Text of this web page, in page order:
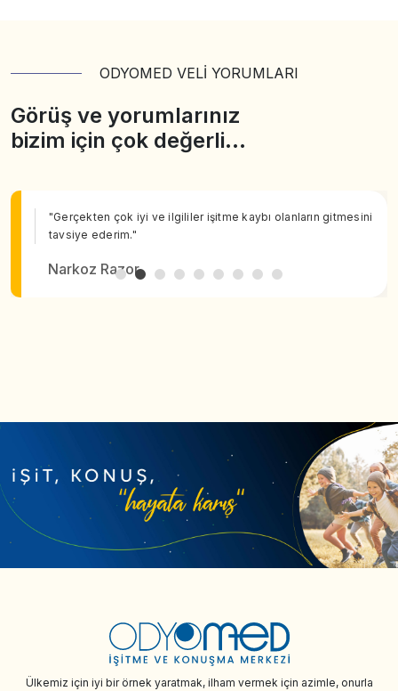
ODYOMED VELİ YORUMLARI
Görüş ve yorumlarınız
bizim için çok değerli…
"Gerçekten çok iyi ve ilgililer işitme kaybı olanların gitmesini
tavsiye ederim."
Narkoz Razor
Ülkemiz için iyi bir örnek yaratmak, ilham vermek için azimle, onurla